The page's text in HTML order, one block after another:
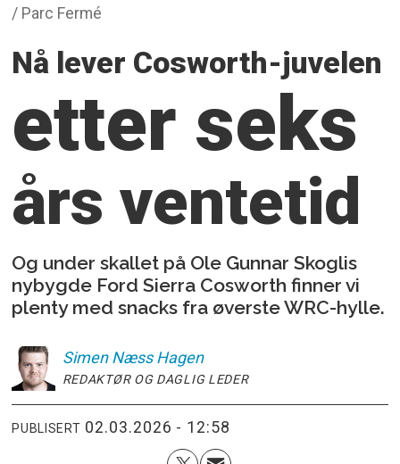
/ Parc Fermé
Nå lever Cosworth-juvelen
etter seks
års ventetid
Og under skallet på Ole Gunnar Skoglis
nybygde Ford Sierra Cosworth finner vi
plenty med snacks fra øverste WRC-hylle.
Simen Næss Hagen
REDAKTØR OG DAGLIG LEDER
PUBLISERT 02.03.2026 - 12:58